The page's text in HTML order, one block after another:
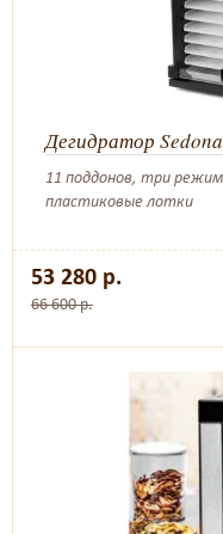
Дегидратор
11 поддонов, три
пластиковые лотки
53 280 р.
66 600 р.